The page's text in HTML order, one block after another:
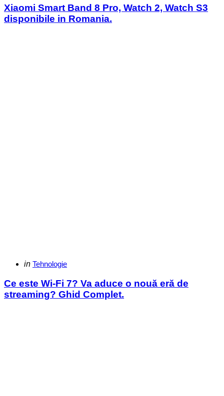
Xiaomi Smart Band 8 Pro, Watch 2, Watch S3
disponibile in Romania.
Categories
Posted
in Tehnologie
Ce este Wi-Fi 7? Va aduce o nouă eră de
streaming? Ghid Complet.